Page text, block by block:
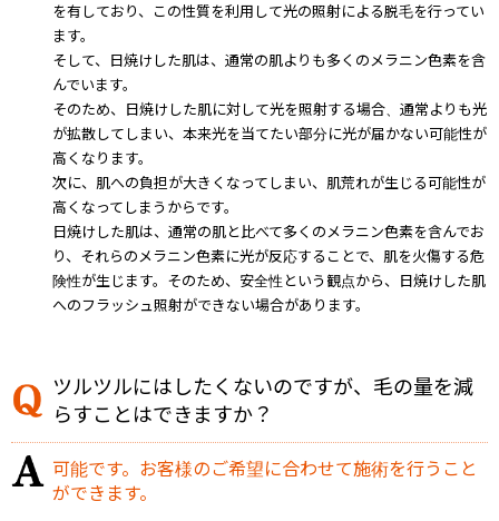
を有しており、この性質を利用して光の照射による脱毛を行ってい
ます。
そして、日焼けした肌は、通常の肌よりも多くのメラニン色素を含
んでいます。
そのため、日焼けした肌に対して光を照射する場合、通常よりも光
が拡散してしまい、本来光を当てたい部分に光が届かない可能性が
高くなります。
次に、肌への負担が大きくなってしまい、肌荒れが生じる可能性が
高くなってしまうからです。
日焼けした肌は、通常の肌と比べて多くのメラニン色素を含んでお
り、それらのメラニン色素に光が反応することで、肌を火傷する危
険性が生じます。そのため、安全性という観点から、日焼けした肌
へのフラッシュ照射ができない場合があります。
ツルツルにはしたくないのですが、毛の量を減
らすことはできますか？
可能です。お客様のご希望に合わせて施術を行うこと
ができます。